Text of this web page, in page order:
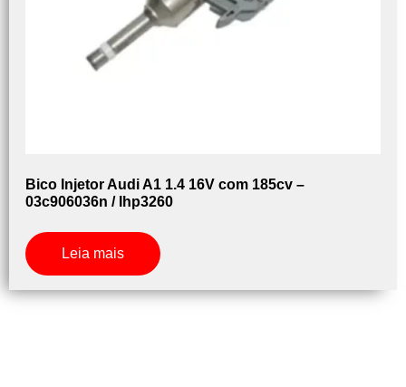
Bico Injetor Audi A1 1.4 16V com 185cv –
03c906036n / Ihp3260
Leia mais